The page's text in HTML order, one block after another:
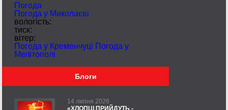
Погода
Погода у Миколаєві
вологість:
тиск:
вітер:
Погода у Кременчуці Погода у
Мелітополі
Блоги
14 липня 2026
«ХЛОПЦІ ПРИЙДУТЬ -